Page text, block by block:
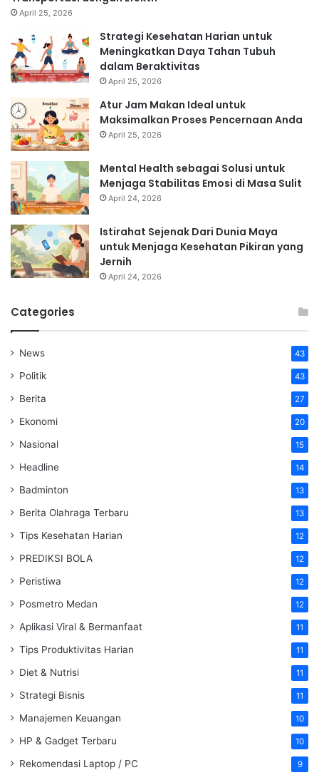
April 25, 2026
Strategi Kesehatan Harian untuk
Meningkatkan Daya Tahan Tubuh
dalam Beraktivitas
April 25, 2026
Atur Jam Makan Ideal untuk
Maksimalkan Proses Pencernaan Anda
April 25, 2026
Mental Health sebagai Solusi untuk
Menjaga Stabilitas Emosi di Masa Sulit
April 24, 2026
Istirahat Sejenak Dari Dunia Maya
untuk Menjaga Kesehatan Pikiran yang
Jernih
April 24, 2026
Categories
News 43
Politik 43
Berita 27
Ekonomi 20
Nasional 15
Headline 14
Badminton 13
Berita Olahraga Terbaru 13
Tips Kesehatan Harian 12
PREDIKSI BOLA 12
Peristiwa 12
Posmetro Medan 12
Aplikasi Viral & Bermanfaat 11
Tips Produktivitas Harian 11
Diet & Nutrisi 11
Strategi Bisnis 11
Manajemen Keuangan 10
HP & Gadget Terbaru 10
Rekomendasi Laptop / PC 9